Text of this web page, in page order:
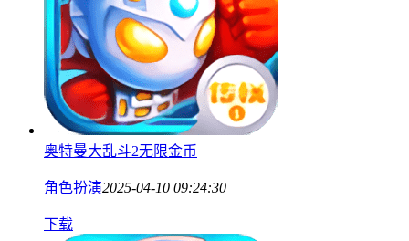
奥特曼大乱斗2无限金币
角色扮演2025-04-10 09:24:30
下载